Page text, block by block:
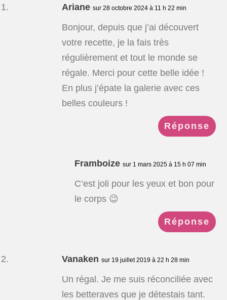
Ariane sur 28 octobre 2024 à 11 h 22 min
Bonjour, depuis que j’ai découvert
votre recette, je la fais très
régulièrement et tout le monde se
régale. Merci pour cette belle idée !
En plus j’épate la galerie avec ces
belles couleurs !
Réponse
Framboize sur 1 mars 2025 à 15 h 07 min
C’est joli pour les yeux et bon pour
le corps 😉
Réponse
Vanaken sur 19 juillet 2019 à 22 h 28 min
Un régal. Je me suis réconciliée avec
les betteraves que je détestais tant.